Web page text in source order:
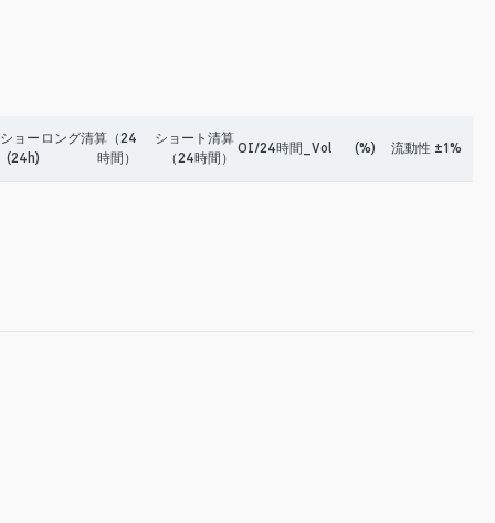
ョー
(24h)
ロング清算（24
時間）
ショート清算
（24時間）
OI/24時間_Vol (%) 流動性 ±1%